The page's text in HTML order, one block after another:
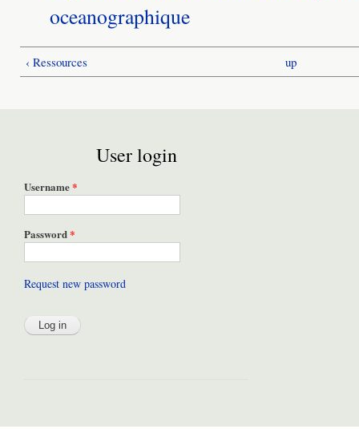
oceanographique
‹ Ressources up
User login
Username*
Password*
Request new password